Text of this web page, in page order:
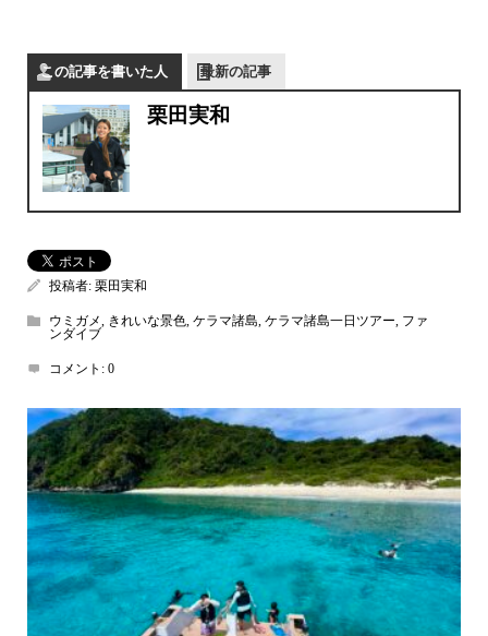
この記事を書いた人 最新の記事
栗田実和
投稿者: 栗田実和
ウミガメ, きれいな景色, ケラマ諸島, ケラマ諸島一日ツアー, ファ
ンダイブ
コメント: 0